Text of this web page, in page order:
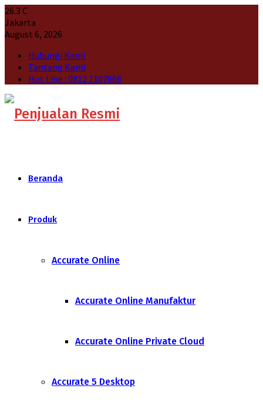
26.3 C
Jakarta
August 6, 2026
Hubungi Kami
Tantang Kami
Hot Line : 0812 1107666
Beranda
Produk
Accurate Online
Accurate Online Manufaktur
Accurate Online Private Cloud
Accurate 5 Desktop